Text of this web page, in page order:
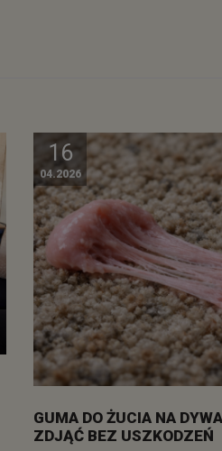
16
04.2026
GUMA DO ŻUCIA NA
ZDJĄĆ BEZ USZKODZEŃ